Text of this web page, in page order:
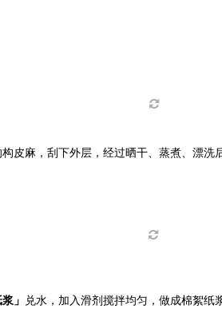
皮麻，刮下外层，经过晒干、蒸煮、漂洗
」 兑水，加入滑剂搅拌均匀，做成棉絮纸